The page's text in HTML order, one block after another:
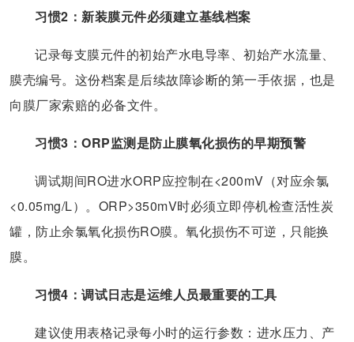
习惯2：新装膜元件必须建立基线档案
记录每支膜元件的初始产水电导率、初始产水流量、
膜壳编号。这份档案是后续故障诊断的第一手依据，也是
向膜厂家索赔的必备文件。
习惯3：ORP监测是防止膜氧化损伤的早期预警
调试期间RO进水ORP应控制在<200mV（对应余氯
<0.05mg/L）。ORP>350mV时必须立即停机检查活性炭
罐，防止余氯氧化损伤RO膜。氧化损伤不可逆，只能换
膜。
习惯4：调试日志是运维人员最重要的工具
建议使用表格记录每小时的运行参数：进水压力、产